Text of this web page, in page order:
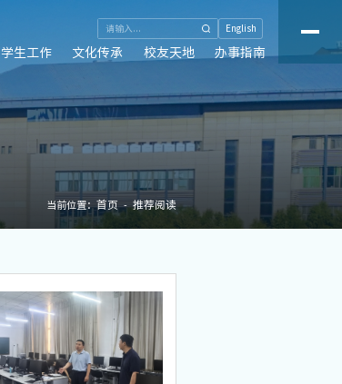
English
学生工作 文化传承 校友天地 办事指南
当前位置：首页 推荐阅读